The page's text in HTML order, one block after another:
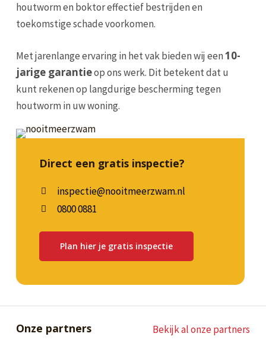
houtworm en boktor effectief bestrijden en
toekomstige schade voorkomen.
Met jarenlange ervaring in het vak bieden wij een10-
jarige garantieop ons werk. Dit betekent dat u
kunt rekenen op langdurige bescherming tegen
houtworm in uw woning.
Direct een gratis inspectie?
inspectie@nooitmeerzwam.nl
0800 0881
Plan hier je gratis inspectie
Onze partners Bekijk al onze partners